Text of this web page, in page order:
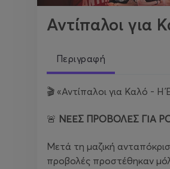
Αντίπαλοι για
Περιγραφή
🎬 «Αντίπαλοι για Καλό -
🚨 ΝΕΕΣ ΠΡΟΒΟΛΕΣ ΓΙΑ
Μετά τη μαζική
προβολές προστέθηκαν